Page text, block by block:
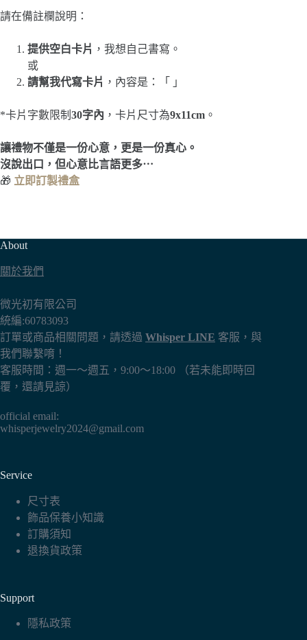
請在備註欄說明：
提供空白卡片 ，我想自己書寫。
或
請幫我代寫卡片 ，內容是：「 」
*卡片字數限制 30字內 ，卡片尺寸為9x11cm 。
讓禮物不僅是一份心意，更是一份真心。
沒說出口，但心意比言語更多⋯
🎁 立即訂製禮盒
About
關於我們
微光初有限公司
統編:60783093
訂單或商品相關問題，請透過 Whisper LINE 客服，與
我們聯繫唷！
客服時間：週一～週五，9:00～18:00 （若未能即時回
覆，還請見諒）
official email:
whisperjewelry2024@gmail.com
Service
尺寸表
飾品保養小知識
訂購須知
退換貨政策
Support
隱私政策